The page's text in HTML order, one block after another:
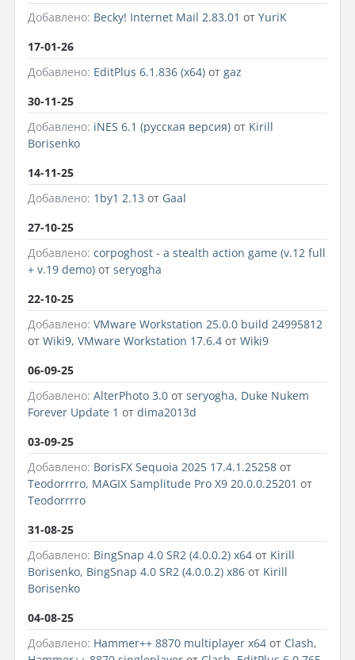
Добавлено: Becky! Internet Mail 2.83.01 от YuriK
17-01-26
Добавлено: EditPlus 6.1.836 (x64) от gaz
30-11-25
Добавлено: iNES 6.1 (русская версия) от Kirill
Borisenko
14-11-25
Добавлено: 1by1 2.13 от Gaal
27-10-25
Добавлено: corpoghost - a stealth action game (v.12 full
+ v.19 demo) от seryogha
22-10-25
Добавлено: VMware Workstation 25.0.0 build 24995812
от Wiki9, VMware Workstation 17.6.4 от Wiki9
06-09-25
Добавлено: AlterPhoto 3.0 от seryogha, Duke Nukem
Forever Update 1 от dima2013d
03-09-25
Добавлено: BorisFX Sequoia 2025 17.4.1.25258 от
Teodorrrro, MAGIX Samplitude Pro X9 20.0.0.25201 от
Teodorrrro
31-08-25
Добавлено: BingSnap 4.0 SR2 (4.0.0.2) x64 от Kirill
Borisenko, BingSnap 4.0 SR2 (4.0.0.2) x86 от Kirill
Borisenko
04-08-25
Добавлено: Hammer++ 8870 multiplayer x64 от Clash,